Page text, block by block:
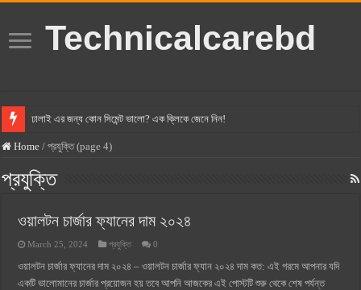
Technicalcarebd
ঢালাই এর জন্য কোন সিমেন্ট ভালো? এক ক্লিকে জেনে নিন!
বসুন্ধরা সিমেন্ট এর দাম ২০২৫
স্ক্যান সিমেন্ট এর দাম ২০২৫
সুপারক্রিট সিমেন্ট দাম ২০২৫
জুডিশিয়াল ম্যাজিস্ট্রেট কি? জুডিশিয়াল ম্যাজিস্ট্রেট এর সুযোগ সুবিধা
ওয়ালটন মোবাইল কিস্তিতে কেনার নিয়ম ২০২৫
Home / প্রযুক্তি (page 4)
প্রযুক্তি
ওয়ালটন চার্জার ফ্যানের দাম ২০২৪
March 25, 2024 প্রযুক্তি 0
ওয়ালটন চার্জার ফ্যানের দাম ২০২৪ – ওয়ালটন চার্জার ফ্যান ২০২৪ দাম কত: এই গরমে আপনার যদি
একটি ভালোমানের চার্জার প্রয়োজন হয় তবে আপনি আজকের এই পোস্টটি শুরু থেকে শেষ পর্যন্ত